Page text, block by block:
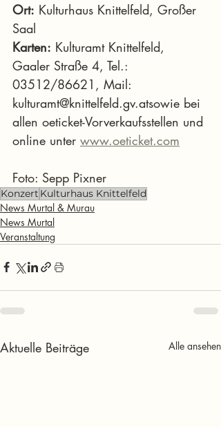
Ort: Kulturhaus Knittelfeld, Großer
Saal
Karten: Kulturamt Knittelfeld,
Gaaler Straße 4, Tel.:
03512/86621, Mail:
kulturamt@knittelfeld.gv.atsowie bei
allen oeticket-Vorverkaufsstellen und
online unter www.oeticket.com
Foto: Sepp Pixner
Konzert Kulturhaus Knittelfeld
News Murtal & Murau
News Murtal
Veranstaltung
Aktuelle Beiträge Alle ansehen